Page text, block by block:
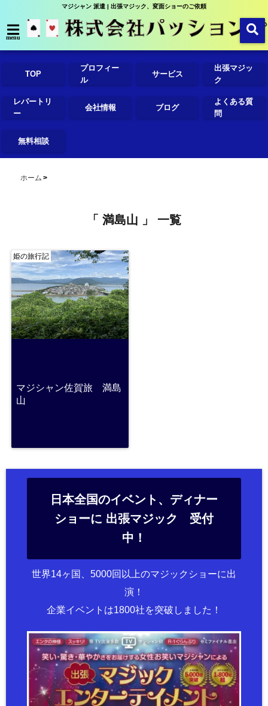
マジシャン 派遣 | 出張マジック、変面ショーのご依頼
menu
TOP
プロフィー
ル
サービス
出張マジッ
ク
レパートリ
ー
会社情報 ブログ
よくある質
問
無料相談
ホーム
「 満島山 」 一覧
姫の旅行記
マジシャン佐賀旅 満島
山
日本全国のイベント、ディナー
ショーに 出張マジック 受付
中！
世界14ヶ国、5000回以上のマジックショーに出
演！
企業イベントは1800社を突破しました！